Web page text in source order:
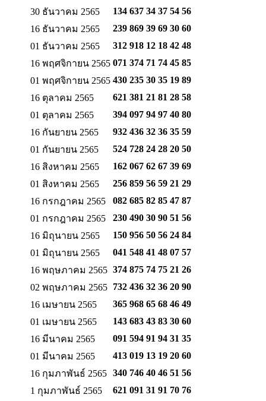
30 ธันวาคม 2565
134 637 34 37 54 56
16 ธันวาคม 2565
239 869 39 69 30 60
01 ธันวาคม 2565
312 918 12 18 42 48
16 พฤศจิกายน 2565 071 374 71 74 45 85
01 พฤศจิกายน 2565 430 235 30 35 19 89
16 ตุลาคม 2565
621 381 21 81 28 58
01 ตุลาคม 2565
394 097 94 97 40 80
16 กันยายน 2565
932 436 32 36 35 59
01 กันยายน 2565
524 728 24 28 20 50
16 สิงหาคม 2565
162 067 62 67 39 69
01 สิงหาคม 2565
256 859 56 59 21 29
16 กรกฎาคม 2565
082 685 82 85 47 87
01 กรกฎาคม 2565
230 490 30 90 51 56
16 มิถุนายน 2565
150 956 50 56 24 84
01 มิถุนายน 2565
041 548 41 48 07 57
16 พฤษภาคม 2565 374 875 74 75 21 26
02 พฤษภาคม 2565 732 436 32 36 20 90
16 เมษายน 2565
365 968 65 68 46 49
01 เมษายน 2565
143 683 43 83 30 60
16 มีนาคม 2565
091 594 91 94 31 35
01 มีนาคม 2565
413 019 13 19 20 60
16 กุมภาพันธ์ 2565 340 746 40 46 51 56
1 กุมภาพันธ์ 2565
621 091 31 91 70 76